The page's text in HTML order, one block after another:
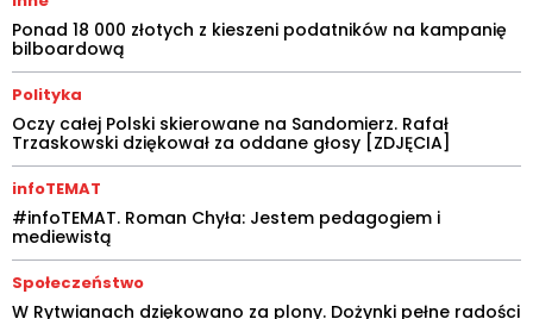
Ponad 18 000 złotych z kieszeni podatników na kampanię
bilboardową
Polityka
Oczy całej Polski skierowane na Sandomierz. Rafał
Trzaskowski dziękował za oddane głosy [ZDJĘCIA]
infoTEMAT
#infoTEMAT. Roman Chyła: Jestem pedagogiem i
mediewistą
Społeczeństwo
W Rytwianach dziękowano za plony. Dożynki pełne radości